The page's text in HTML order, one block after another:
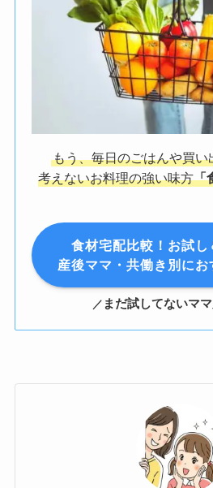
もう、毎日のごはんや買い
考えないお料理の強い味方「
食材宅配比較！お試し
産後ママ・共働き別にお
／ まだ試してないマ